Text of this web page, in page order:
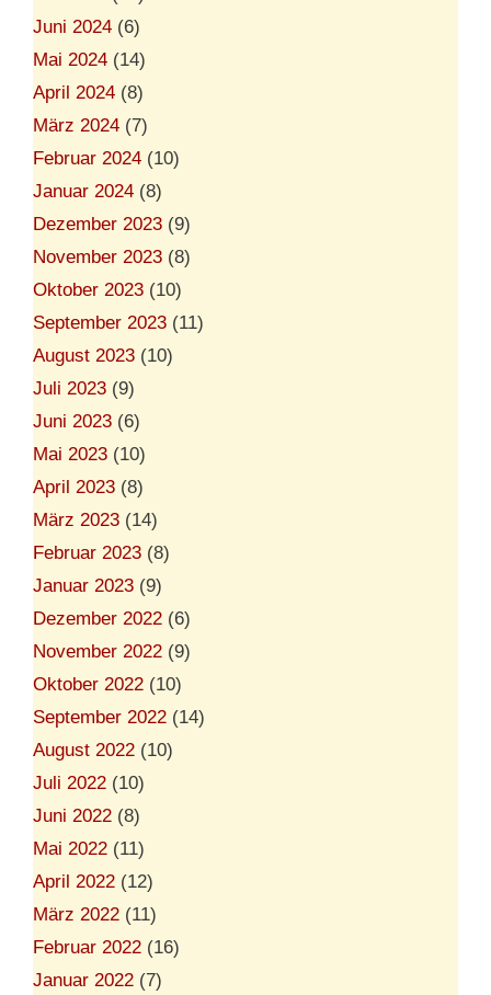
Juni 2024 (6)
Mai 2024 (14)
April 2024 (8)
März 2024 (7)
Februar 2024 (10)
Januar 2024 (8)
Dezember 2023 (9)
November 2023 (8)
Oktober 2023 (10)
September 2023 (11)
August 2023 (10)
Juli 2023 (9)
Juni 2023 (6)
Mai 2023 (10)
April 2023 (8)
März 2023 (14)
Februar 2023 (8)
Januar 2023 (9)
Dezember 2022 (6)
November 2022 (9)
Oktober 2022 (10)
September 2022 (14)
August 2022 (10)
Juli 2022 (10)
Juni 2022 (8)
Mai 2022 (11)
April 2022 (12)
März 2022 (11)
Februar 2022 (16)
Januar 2022 (7)